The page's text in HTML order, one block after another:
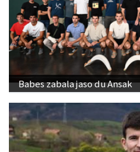
Babes zabala jaso du Ansak